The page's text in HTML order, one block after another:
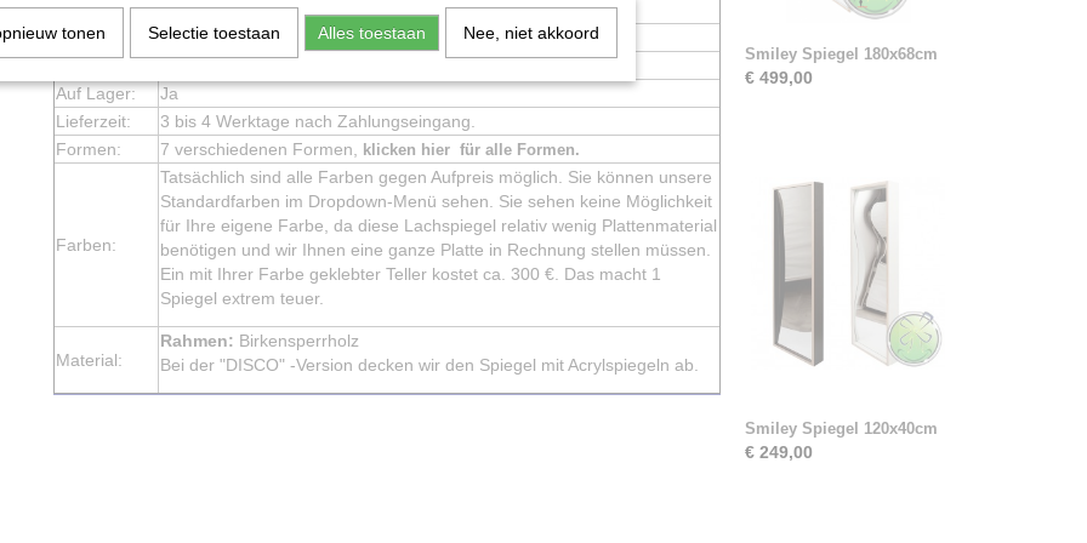
Aufwendung:Innen
Hängen:
Ja, geliefert mit Montagematerial und Montageanleitung.
Auf Lager:
Ja
Lieferzeit:
3 bis 4 Werktage nach Zahlungseingang.
Formen:
7 verschiedenen Formen, klicken hier für alle Formen.
Farben:
Tatsächlich sind alle Farben gegen Aufpreis möglich. Sie können unsere
Standardfarben im Dropdown-Menü sehen. Sie sehen keine Möglichkeit
für Ihre eigene Farbe, da diese Lachspiegel relativ wenig Plattenmaterial
benötigen und wir Ihnen eine ganze Platte in Rechnung stellen müssen.
Ein mit Ihrer Farbe geklebter Teller kostet ca. 300 €. Das macht 1
Spiegel extrem teuer.
Material:
Rahmen: Birkensperrholz
Bei der "DISCO" -Version decken wir den Spiegel mit Acrylspiegeln ab.
Smiley Spiegel 180x68cm
€ 499,00
Smiley Spiegel 120x40cm
€ 249,00
tonen Selectie toestaan Alles toestaan Nee, niet akkoord